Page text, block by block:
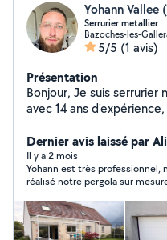
Yohann Vallee
Serrurier metallier
Bazoches-les-
5/5 (1 avis)
Présentation
Bonjour, Je suis serrurier
avec 14 ans
privilégie un travail
délais. Disponible
Bazoches-les-
demande urgente ou non
directement.
Dernier avis laissé par
Il y a 2 mois
Yohann est très
réalisé notre pergola sur
l’avancement dans son atelier,
besoin de lui demander. Très
satisfaits du travail qu’il a